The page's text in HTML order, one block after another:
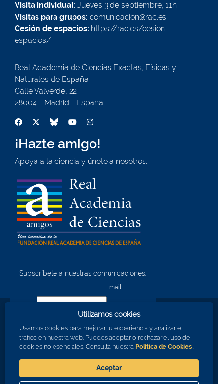
Visita individual: Jueves 3 de septiembre, 11h
Visitas para grupos: comunicacion@rac.es
Cesión de espacios: https://rac.es/cesion-
espacios/
Real Academia de Ciencias Exactas, Físicas y
Naturales de España
Calle Valverde, 22
28004 - Madrid - España
¡Hazte amigo!
Apoya a la ciencia y únete a nosotros.
Subscríbete a nuestras comunicaciones.
Email
Nombre
Apellidos
Consiento en recibir comunicaciones sobre los eventos de la RAC
Utilizamos cookies
Usamos cookies para mejorar tu experiencia y analizar el
tráfico en nuestra web. Puedes aceptar o rechazar el uso de
cookies no esenciales. Consulta nuestra Política de Cookies .
Aceptar